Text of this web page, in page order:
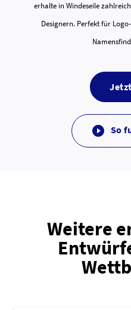
erhalte in Windeseile
Designern. Perfekt für
 So
Weitere